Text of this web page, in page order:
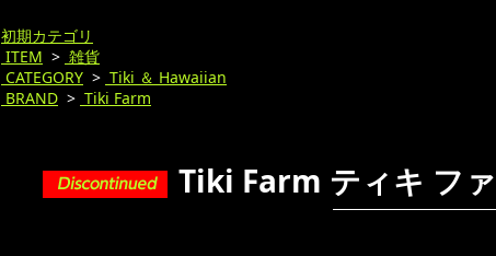
初期カテゴリ
ITEM > 雑貨
CATEGORY > Tiki ＆ Hawaiian
BRAND > Tiki Farm
Tiki Farm ティキ フ